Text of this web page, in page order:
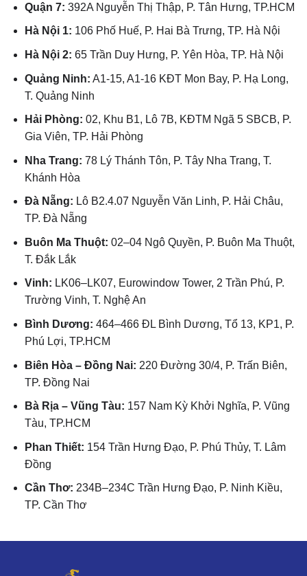
Quận 7: 392A Nguyễn Thị Thập, P. Tân Hưng, TP.HCM
Hà Nội 1: 106 Phố Huế, P. Hai Bà Trưng, TP. Hà Nội
Hà Nội 2: 65 Trần Duy Hưng, P. Yên Hòa, TP. Hà Nội
Quảng Ninh: A1-15, A1-16 KĐT Mon Bay, P. Hạ Long,
T. Quảng Ninh
Hải Phòng: 02, Khu B1, Lô 7B, KĐTM Ngã 5 SBCB, P.
Gia Viên, TP. Hải Phòng
Nha Trang: 78 Lý Thánh Tôn, P. Tây Nha Trang, T.
Khánh Hòa
Đà Nẵng: Lô B2.4.07 Nguyễn Văn Linh, P. Hải Châu,
TP. Đà Nẵng
Buôn Ma Thuột: 02–04 Ngô Quyền, P. Buôn Ma Thuột,
T. Đắk Lắk
Vinh: LK06–LK07, Eurowindow Tower, 2 Trần Phú, P.
Trường Vinh, T. Nghệ An
Bình Dương: 464–466 ĐL Bình Dương, Tổ 13, KP1, P.
Phú Lợi, TP.HCM
Biên Hòa – Đồng Nai: 220 Đường 30/4, P. Trấn Biên,
TP. Đồng Nai
Bà Rịa – Vũng Tàu: 157 Nam Kỳ Khởi Nghĩa, P. Vũng
Tàu, TP.HCM
Phan Thiết: 154 Trần Hưng Đạo, P. Phú Thủy, T. Lâm
Đồng
Cần Thơ: 234B–234C Trần Hưng Đạo, P. Ninh Kiều,
TP. Cần Thơ